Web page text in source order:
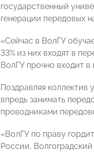
государственный
генерации передовых
«Сейчас в ВолГУ
33% из них входят в
ВолГУ прочно входит
Поздравляя коллектив
впредь занимать
проводниками
«ВолГУ по праву
России,